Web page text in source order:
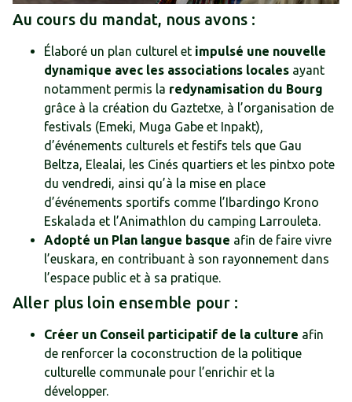
Au cours du mandat, nous avons :
Élaboré un plan culturel et impulsé une nouvelle
dynamique avec les associations locales ayant
notamment permis la redynamisation du Bourg
grâce à la création du Gaztetxe, à l’organisation de
festivals (Emeki, Muga Gabe et Inpakt),
d’événements culturels et festifs tels que Gau
Beltza, Elealai, les Cinés quartiers et les pintxo pote
du vendredi, ainsi qu’à la mise en place
d’événements sportifs comme l’Ibardingo Krono
Eskalada et l’Animathlon du camping Larrouleta.
Adopté un Plan langue basque afin de faire vivre
l’euskara, en contribuant à son rayonnement dans
l’espace public et à sa pratique.
Aller plus loin ensemble pour :
Créer un Conseil participatif de la culture afin
de renforcer la coconstruction de la politique
culturelle communale pour l’enrichir et la
développer.